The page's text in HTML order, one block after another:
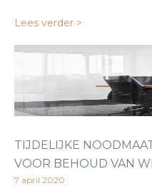
Lees verder >
TIJDELIJKE
VOOR BEHOUD VAN
7 april 2020